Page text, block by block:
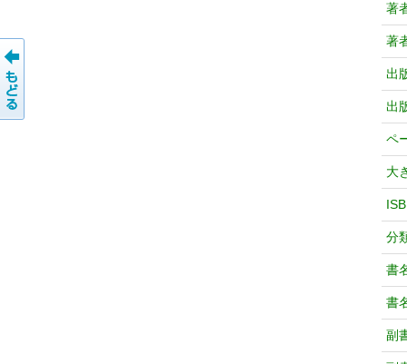
著
著
出
出
ペ
大
分
書
書
副